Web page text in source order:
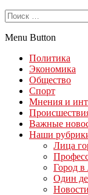
Menu Button
Политика
Экономика
Общество
Спорт
Мнения и
Важные
Наши
Лица
Город в
Один